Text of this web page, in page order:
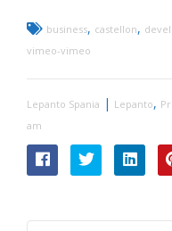
business, castellon,
vimeo-vimeo
Lepanto Spania | Lepanto,
am